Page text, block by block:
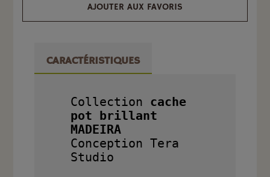
AJOUTER AUX FAVORIS
CARACTÉRISTIQUES
Collection cache
pot brillant
MADEIRA
Conception Tera
Studio